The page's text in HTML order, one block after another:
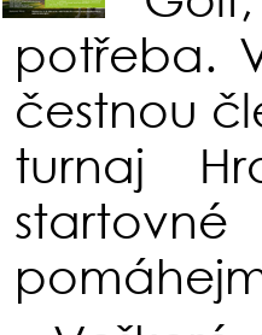
potřeba.
čestnou
turnaj